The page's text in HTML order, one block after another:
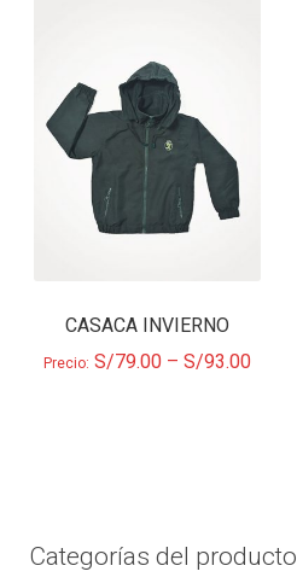
CASACA INVIERNO
Precio: S/79.00 –S/93.00
Categorías del producto